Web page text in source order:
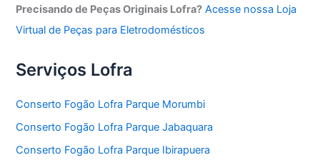
Precisando de Peças Originais Lofra? Acesse nossa Loja
Virtual de Peças para Eletrodomésticos
Serviços Lofra
Conserto Fogão Lofra Parque Morumbi
Conserto Fogão Lofra Parque Jabaquara
Conserto Fogão Lofra Parque Ibirapuera